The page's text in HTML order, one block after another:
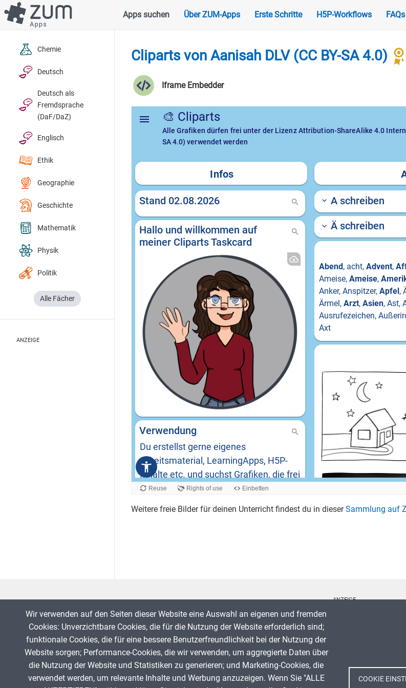
Direkt
zum
Inhalt
Hauptnavigation
Apps suchen Über ZUM-Apps Erste Schritte H5P-Workflows
Chemie
Deutsch
Deutsch als
Fremdsprache
(DaF/DaZ)
Englisch
Ethik
Geographie
Geschichte
Mathematik
Physik
Politik
Alle Fächer
ANZEIGE
Cliparts von Aanisah DLV (CC BY-SA 4.0)
Iframe Embedder
Reuse Rights of use Einbetten
Weitere freie Bilder für deinen Unterricht findest du in dieserSammlung auf
ANZEIGE
Fußzeile
Impressum
Wir verwenden auf den Seiten dieser Website eine Auswahl an eigenen und fremden
Cookies: Unverzichtbare Cookies, die für die Nutzung der Website erforderlich sind;
funktionale Cookies, die für eine bessere Benutzerfreundlichkeit bei der Nutzung der
Website sorgen; Performance-Cookies, die wir verwenden, um aggregierte Daten über
die Nutzung der Website und Statistiken zu generieren; und Marketing-Cookies, die
verwendet werden, um relevante Inhalte und Werbung anzuzeigen. Wenn Sie "ALLE
COOKIE